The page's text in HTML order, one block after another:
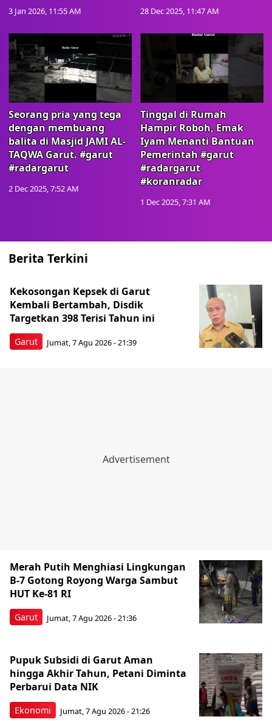
3 Jan 2026, 11:55 AM 28 Dec 2025, 11:47 AM
Seorang pria yang tega
dengan membuang
balita di Masjid JAMI AL-
TAQWA Garut. #garut
#radargarut
2 Dec 2025, 7:52 AM
Tinggal di Rumah
Hampir Roboh, Emak
Iyam Menanti Bantuan
Pemerintah #garut
#radargarut
#koranradar
1 Dec 2025, 7:31 AM
Berita Terkini
Garut
Kekosongan Kepsek di Garut
Kembali Bertambah, Disdik
Targetkan 398 Terisi Tahun ini
Jumat, 7 Agu 2026 - 21:39
Garut
Merah Putih Menghiasi Lingkungan
B-7 Gotong Royong Warga Sambut
HUT Ke-81 RI
Jumat, 7 Agu 2026 - 21:36
Ekonomi
Pupuk Subsidi di Garut Aman
hingga Akhir Tahun, Petani Diminta
Perbarui Data NIK
Jumat, 7 Agu 2026 - 21:26